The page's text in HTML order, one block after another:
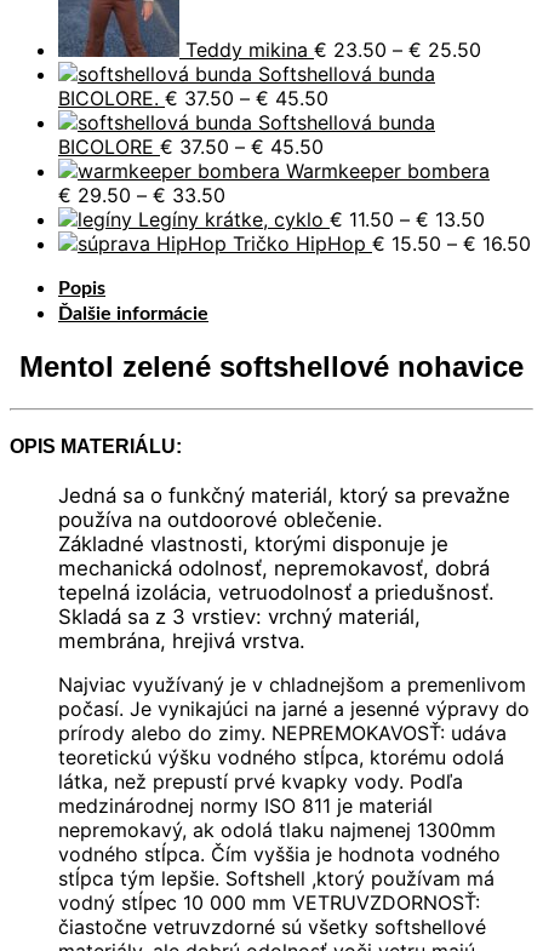
Teddy mikina € 23.50 – € 25.50
Softshellová bunda
BICOLORE. € 37.50 – € 45.50
range:
through
Softshellová bunda
BICOLORE € 37.50 – € 45.50
range:
through
€ 45.50
Warmkeeper bombera
€ 29.50 – € 33.50
range:
€ 29.50
Legíny krátke, cyklo € 11.50 – € 13.50
range:
Tričko HipHop € 15.50 – € 16.50
Popis
Ďalšie informácie
Mentol zelené softshellové nohavice
OPIS MATERIÁLU:
Jedná sa o funkčný materiál, ktorý sa prevažne
používa na outdoorové oblečenie.
Základné vlastnosti, ktorými disponuje je
mechanická odolnosť, nepremokavosť, dobrá
tepelná izolácia, vetruodolnosť a priedušnosť.
Skladá sa z 3 vrstiev: vrchný materiál,
membrána, hrejivá vrstva.
Najviac využívaný je v chladnejšom a premenlivom
počasí. Je vynikajúci na jarné a jesenné výpravy do
prírody alebo do zimy. NEPREMOKAVOSŤ: udáva
teoretickú výšku vodného stĺpca, ktorému odolá
látka, než prepustí prvé kvapky vody. Podľa
medzinárodnej normy ISO 811 je materiál
nepremokavý, ak odolá tlaku najmenej 1300mm
vodného stĺpca. Čím vyššia je hodnota vodného
stĺpca tým lepšie. Softshell ,ktorý používam má
vodný stĺpec 10 000 mm VETRUVZDORNOSŤ:
čiastočne vetruvzdorné sú všetky softshellové